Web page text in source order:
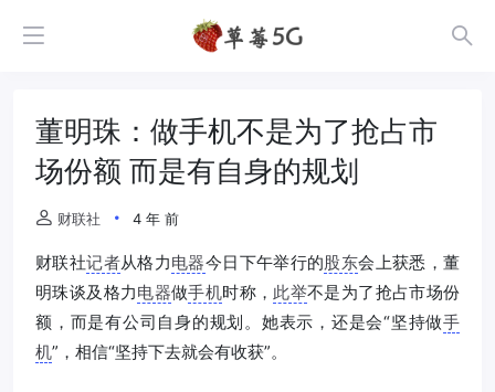
董明珠：做手机不是为了抢占市
场份额 而是有自身的规划
财联社 4 年 前
财联社记者从格力电器今日下午举行的股东会上获悉，董
明珠谈及格力电器做手机时称， 此举不是为了抢占市场份
额，而是有公司自身的规划。她表示，还是会“坚持做手
机”，相信“坚持下去就会有收获”。